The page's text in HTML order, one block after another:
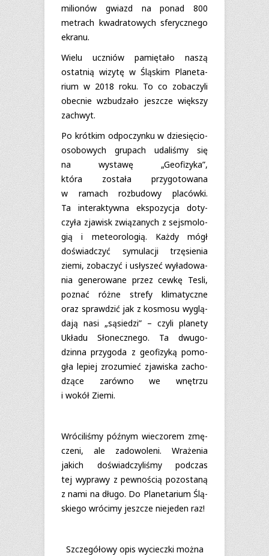
milio­nów gwiazd na ponad 800
metrach kwa­dra­to­wych sfe­rycz­nego
ekranu.
Wielu uczniów pamię­tało naszą
ostat­nią wizytę w Ślą­skim Pla­ne­ta­
rium w 2018 roku. To co zoba­czyli
obec­nie wzbu­dzało jesz­cze więk­szy
zachwyt.
Po krót­kim odpo­czynku w dzie­się­cio­
oso­bo­wych gru­pach uda­li­śmy się
na wystawę „Geo­fi­zyka”,
która została przy­go­to­wana
w ramach roz­bu­dowy pla­cówki.
Ta inte­rak­tywna eks­po­zy­cja doty­
czyła zja­wisk zwią­za­nych z sej­smo­lo­
gią i mete­oro­lo­gią. Każdy mógł
doświad­czyć symu­la­cji trzę­sie­nia
ziemi, zoba­czyć i usły­szeć wyła­do­wa­
nia gene­ro­wane przez cewkę Tesli,
poznać różne strefy kli­ma­tyczne
oraz spraw­dzić jak z kosmosu wyglą­
dają nasi „sąsie­dzi” – czyli pla­nety
Układu Sło­necz­nego. Ta dwu­go­
dzinna przy­goda z geo­fi­zyką pomo­
gła lepiej zro­zu­mieć zja­wi­ska zacho­
dzące zarówno we wnę­trzu
i wokół Ziemi.
Wró­ci­li­śmy póź­nym wie­czo­rem zmę­
czeni, ale zado­wo­leni. Wra­że­nia
jakich doświad­czy­li­śmy pod­czas
tej wyprawy z pew­no­ścią pozo­staną
z nami na długo. Do Pla­ne­ta­rium Ślą­
skiego wró­cimy jesz­cze nie­je­den raz!
Szcze­gó­łowy opis wycieczki można